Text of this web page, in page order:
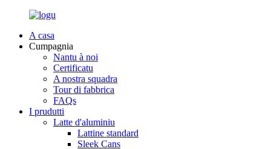
A casa
Cumpagnia
Nantu à noi
Certificatu
A nostra squadra
Tour di fabbrica
FAQs
I prudutti
Latte d'aluminiu
Lattine standard
Sleek Cans